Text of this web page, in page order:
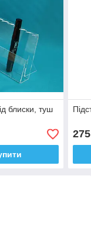
блиски, туш
275